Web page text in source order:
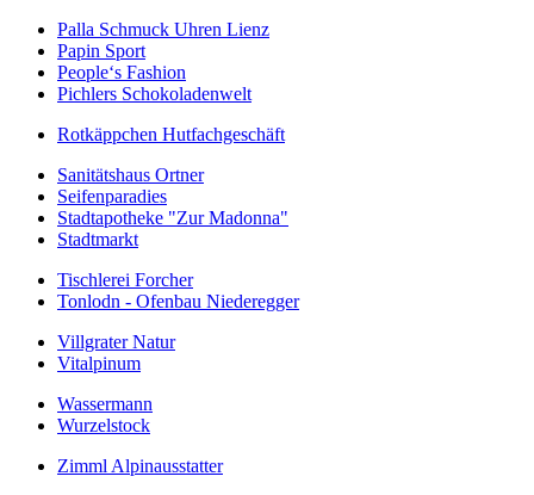
Palla Schmuck Uhren Lienz
Papin Sport
People‘s Fashion
Pichlers Schokoladenwelt
Rotkäppchen Hutfachgeschäft
Sanitätshaus Ortner
Seifenparadies
Stadtapotheke "Zur Madonna"
Stadtmarkt
Tischlerei Forcher
Tonlodn - Ofenbau Niederegger
Villgrater Natur
Vitalpinum
Wassermann
Wurzelstock
Zimml Alpinausstatter